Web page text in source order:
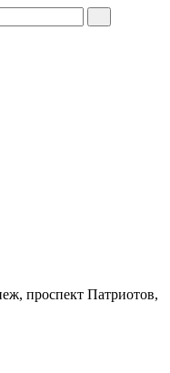
проспект Патриотов,